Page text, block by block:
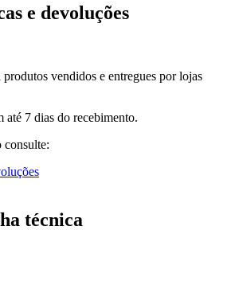
e devoluções
vendidos e entregues por lojas
7 dias do recebimento.
consulte:
técnica